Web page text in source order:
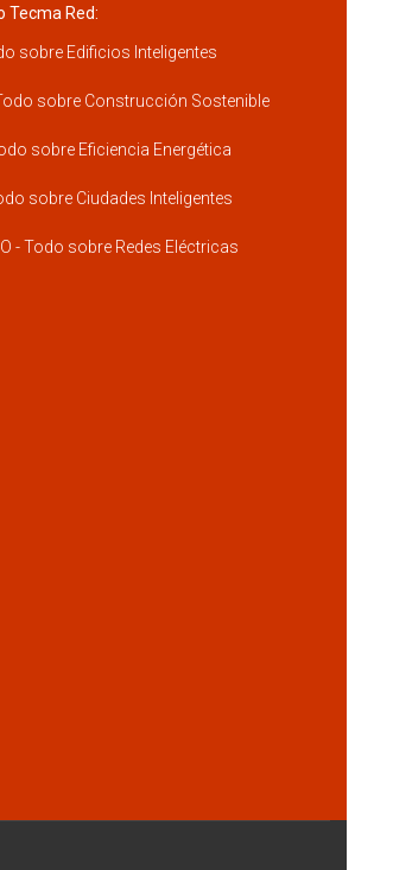
Tecma Red:
sobre Edificios Inteligentes
sobre Construcción Sostenible
sobre Eficiencia Energética
sobre Ciudades Inteligentes
- Todo sobre Redes Eléctricas